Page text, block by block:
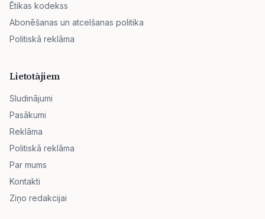
Ētikas kodekss
Abonēšanas un atcelšanas politika
Politiskā reklāma
Lietotājiem
Sludinājumi
Pasākumi
Reklāma
Politiskā reklāma
Par mums
Kontakti
Ziņo redakcijai